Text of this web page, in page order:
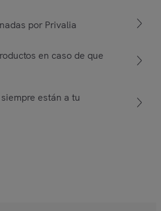
por Privalia
en caso de que
están a tu